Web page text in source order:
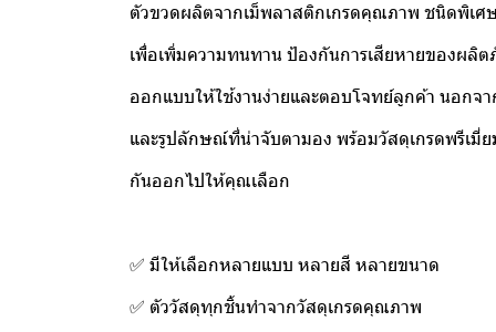
ตัวขวดผลิตจากเม็พลาสติกเกรดคุณภาพ ชนิดพิเศ
เพื่อเพิ่มความทนทาน ป้องกันการเสียหายของผลิ
ออกแบบให้ใช้งานง่ายและตอบโจทย์ลูกค้า นอกจ
และรูปลักษณ์ที่น่าจับตามอง พร้อมวัสดุเกรดพรีเมี่
กันออกไปให้คุณเลือก
✅ มีให้เลือกหลายแบบ หลายสี หลายขนาด
✅ ตัววัสดุทุกชิ้นทำจากวัสดุเกรดคุณภาพ